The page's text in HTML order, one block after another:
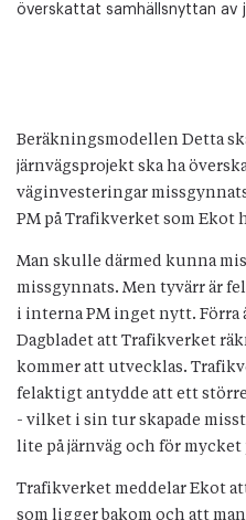
överskattat samhällsnyttan av
Beräkningsmodellen Detta
järnvägsprojekt ska ha
väginvesteringar
PM på Trafikverket som Ekot
Man skulle därmed kunna
missgynnats. Men tyvärr är
i interna PM inget nytt. Förra
Dagbladet att Trafikverket
kommer att utvecklas.
felaktigt antydde att ett
- vilket i sin tur skapade
lite på järnväg och för mycket
Trafikverket meddelar Ekot
som ligger bakom och att